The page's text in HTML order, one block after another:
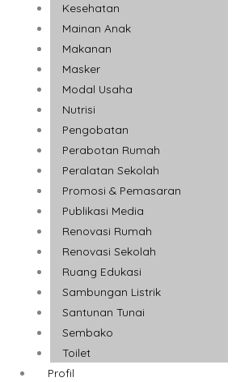
Kesehatan
Mainan Anak
Makanan
Masker
Modal Usaha
Nutrisi
Pengobatan
Perabotan Rumah
Peralatan Sekolah
Promosi & Pemasaran
Publikasi Media
Renovasi Rumah
Renovasi Sekolah
Ruang Edukasi
Sambungan Listrik
Santunan Tunai
Sembako
Toilet
Profil